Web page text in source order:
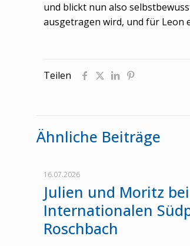
und blickt nun also
ausgetragen wird, und für Leon
Teilen
Ähnliche Beiträge
16.07.2026
Julien und Moritz
Internationalen
Roschbach